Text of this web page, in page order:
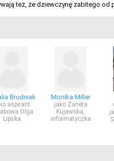
też, że dziewczynę zabitego
Brudniak
aspirant
Olga
Lipska
Monika Miller
jako Żaneta
Kujawska,
informatyczka